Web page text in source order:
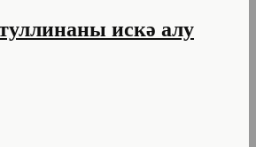
искә алу